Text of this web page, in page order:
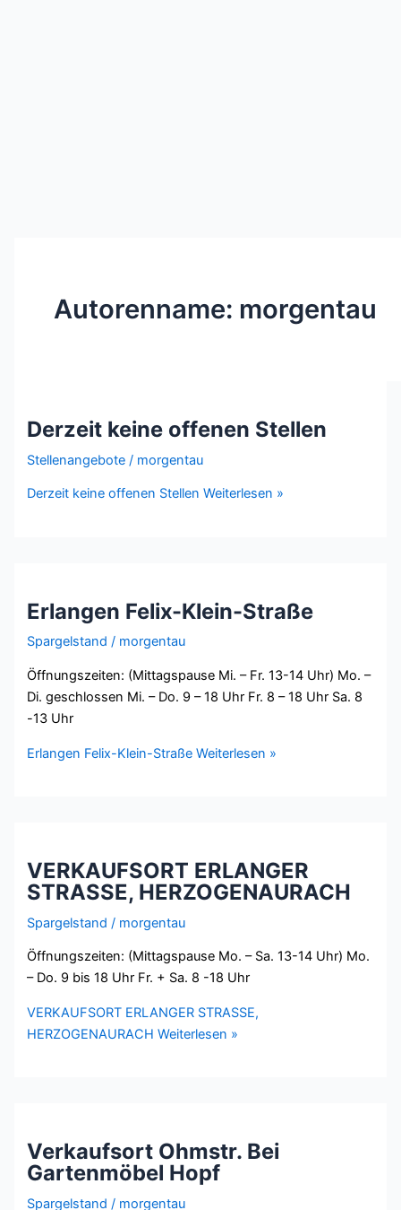
Autorenname: morgentau
Derzeit keine offenen Stellen
Stellenangebote / morgentau
Derzeit keine offenen Stellen Weiterlesen »
Erlangen Felix-Klein-Straße
Spargelstand / morgentau
Öffnungszeiten: (Mittagspause Mi. – Fr. 13-14 Uhr) Mo. –
Di. geschlossen Mi. – Do. 9 – 18 Uhr Fr. 8 – 18 Uhr Sa. 8
-13 Uhr
Erlangen Felix-Klein-Straße Weiterlesen »
VERKAUFSORT ERLANGER
STRASSE, HERZOGENAURACH
Spargelstand / morgentau
Öffnungszeiten: (Mittagspause Mo. – Sa. 13-14 Uhr) Mo.
– Do. 9 bis 18 Uhr Fr. + Sa. 8 -18 Uhr
VERKAUFSORT ERLANGER STRASSE,
HERZOGENAURACH Weiterlesen »
Verkaufsort Ohmstr. Bei
Gartenmöbel Hopf
Spargelstand / morgentau